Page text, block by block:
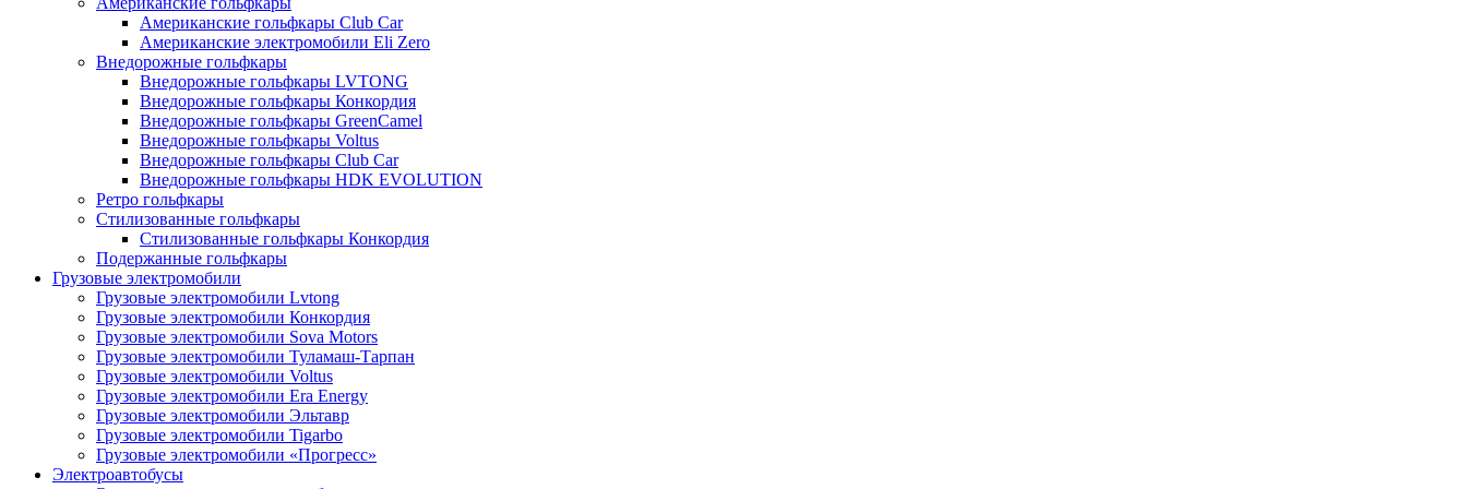
Американские гольфкары Club Car
Американские электромобили Eli Zero
Внедорожные гольфкары
Внедорожные гольфкары LVTONG
Внедорожные гольфкары Конкордия
Внедорожные гольфкары GreenCamel
Внедорожные гольфкары Voltus
Внедорожные гольфкары Club Car
Внедорожные гольфкары HDK EVOLUTION
Ретро гольфкары
Стилизованные гольфкары
Стилизованные гольфкары Конкордия
Подержанные гольфкары
Грузовые электромобили
Грузовые электромобили Lvtong
Грузовые электромобили Конкордия
Грузовые электромобили Sova Motors
Грузовые электромобили Туламаш-Тарпан
Грузовые электромобили Voltus
Грузовые электромобили Era Energy
Грузовые электромобили Эльтавр
Грузовые электромобили Tigarbo
Грузовые электромобили «Прогресс»
Электроавтобусы